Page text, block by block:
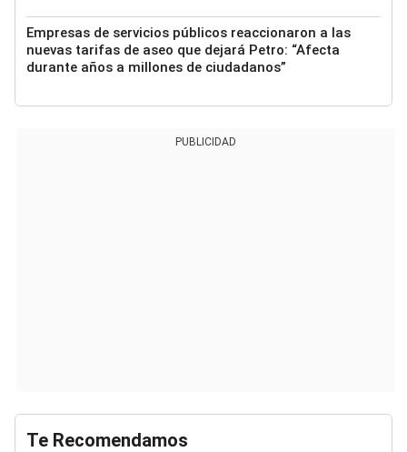
Empresas de servicios públicos reaccionaron a las
nuevas tarifas de aseo que dejará Petro: “Afecta
durante años a millones de ciudadanos”
PUBLICIDAD
Te Recomendamos